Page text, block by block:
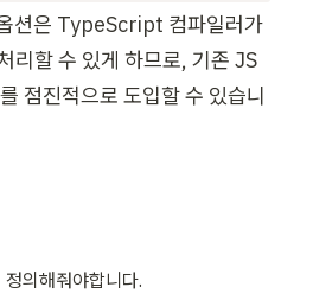
션은 TypeScript 컴파일러가
할 수 있게 하므로, 기존 JS
점진적으로 도입할 수 있습니
의해줘야합니다.